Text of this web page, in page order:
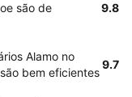
são de
9.8
Alamo no
bem eficientes
9.7